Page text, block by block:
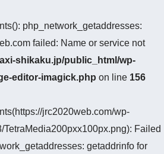
php_network_getaddresses:
failed: Name or service not
shikaku.jp/public_html/wp-
editor-imagick.php on line 156
jrc2020web.com/wp-
Failed
getaddrinfo for